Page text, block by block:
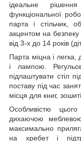
ідеальне
функціональної
парта і стільчик,
акцентом на безпеку
від 3-х до 14 років
Парта міцна і
і лампою.
підлаштувати стіл
поставу під час
місця для книг,
Особливістю
дихаючою
максимально
на хребет і